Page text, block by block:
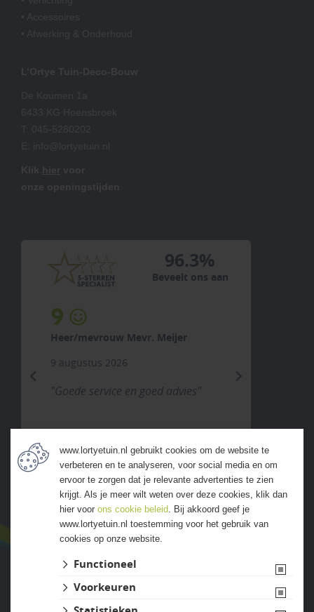
96.3%
Beveelt ons aan
9
Heer/mevrouw Mevr. Meijer
9 augustus 2026
"Goede service en goed advies"
previous next
ALLE ERVARINGEN
Website ontwikkeld door Lined
www.lortyetuin.nl gebruikt cookies om de website te
verbeteren en te analyseren, voor social media en om
ervoor te zorgen dat je relevante advertenties te zien
krijgt. Als je meer wilt weten over deze cookies, klik dan
hier voor ons cookie beleid. Bij akkoord geef je
www.lortyetuin.nl toestemming voor het gebruik van
cookies op onze website.
Functioneel
Voorkeuren